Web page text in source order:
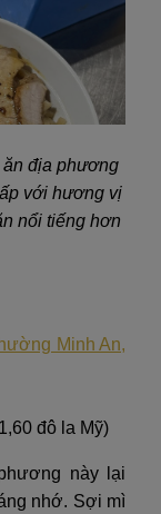
ăn địa phương
với hương vị
nổi tiếng hơn
Minh An,
đô la Mỹ)
này lại
nhớ. Sợi mì